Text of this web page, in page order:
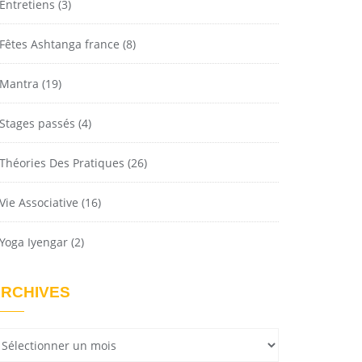
Entretiens (3)
Fêtes Ashtanga france (8)
Mantra (19)
Stages passés (4)
Théories Des Pratiques (26)
Vie Associative (16)
Yoga Iyengar (2)